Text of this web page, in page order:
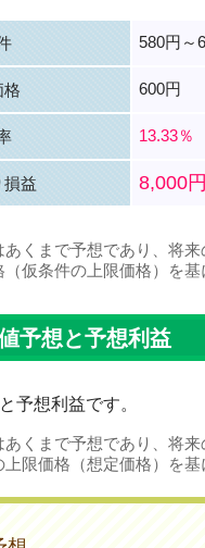
580円～
格 600円
13.33％
損益 8,000円
くまで予想であり、将来
仮条件の上限価格）を基
予想と予想利益
予想利益です。
くまで予想であり、将来
限価格（想定価格）を基